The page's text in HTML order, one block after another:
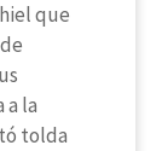
que
a la
tolda